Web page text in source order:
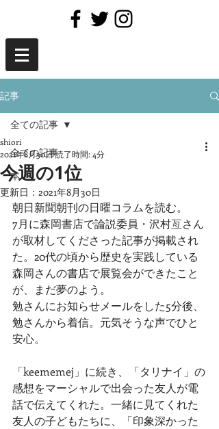
記事
全ての記事
本
全ての記事
今週の1位
shiori
2021年8月30日読了時間: 4分
更新日： 2021年8月30日
朝日新聞朝刊の日曜コラムを読む。
7月に森岡書店で論説委員・沢村亙さん
が取材してくださった記事が掲載され
た。20代の頃から歴史を実践している
森岡さんの書店で展覧会ができたこと
が、まだ夢のよう。
勉さんにお知らせメールをした5分後、
勉さんから着信。元気そうな声でひと
安心。
「keememej」に続き、「タリナイ」の
感想をマーシャルで出会った友人が電
話で伝えてくれた。一緒に見てくれた
友人の子どもたちに、「印象深かった